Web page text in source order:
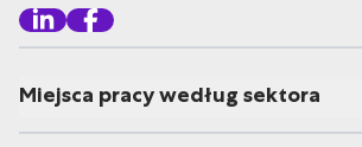
Miejsca pracy według sektora